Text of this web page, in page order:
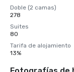
Doble (2 camas)
278
Suites
80
Tarifa de alojamiento
13%